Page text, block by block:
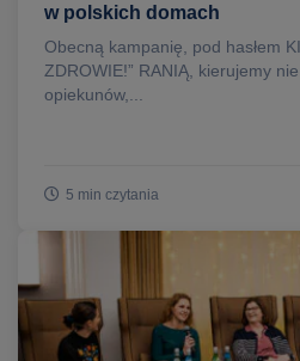
w polskich domach
Obecną kampanię, pod hasłem
ZDROWIE!” RANIĄ, kierujemy
opiekunów,...
5 min czytania